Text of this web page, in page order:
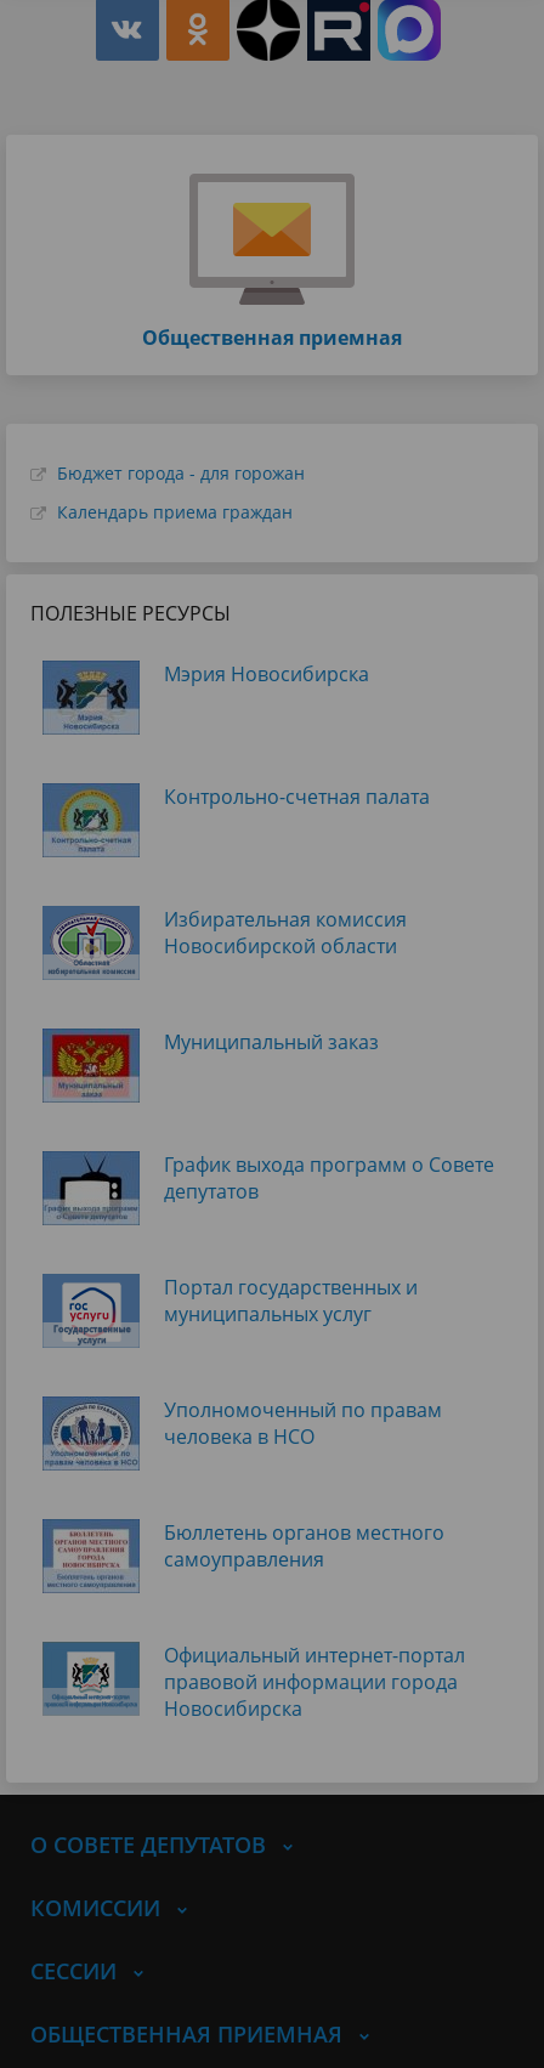
Общественная приемная
Бюджет города - для горожан
Календарь приема граждан
ПОЛЕЗНЫЕ РЕСУРСЫ
Мэрия Новосибирска
Контрольно-счетная палата
Избирательная комиссия
Новосибирской области
Муниципальный заказ
График выхода программ о Cовете
депутатов
Портал государственных и
муниципальных услуг
Уполномоченный по правам
человека в НСО
Бюллетень органов местного
самоуправления
Официальный интернет-портал
правовой информации города
Новосибирска
О СОВЕТЕ ДЕПУТАТОВ
КОМИССИИ
СЕССИИ
ОБЩЕСТВЕННАЯ ПРИЕМНАЯ